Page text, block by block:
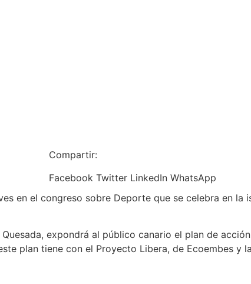
Compartir:
Facebook Twitter LinkedIn WhatsApp
en el congreso sobre Deporte que se celebra en la
expondrá al público canario el plan de
plan tiene con el Proyecto Libera, de Ecoembes y